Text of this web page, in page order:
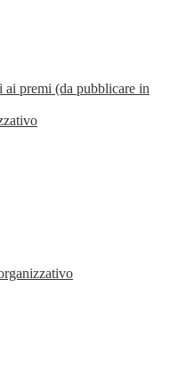
ai premi (da pubblicare in